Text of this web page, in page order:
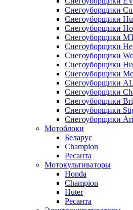
Снегоуборщики
Снегоуборщики
Снегоуборщики
Снегоуборщики
Снегоуборщики
Снегоуборщики
Снегоуборщики
Снегоуборщики
Снегоуборщики
Снегоуборщики
Снегоуборщики
Снегоуборщики
Снегоуборщики
Мотоблоки
Беларус
Champion
Ресанта
Мотокультиваторы
Honda
Champion
Huter
Ресанта